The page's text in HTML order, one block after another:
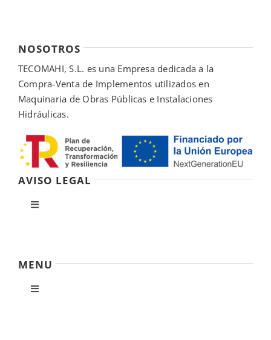
NOSOTROS
TECOMAHI, S.L. es una Empresa dedicada a la
Compra-Venta de Implementos utilizados en
Maquinaria de Obras Públicas e Instalaciones
Hidráulicas.
AVISO LEGAL
Toggle
MENU
Toggle